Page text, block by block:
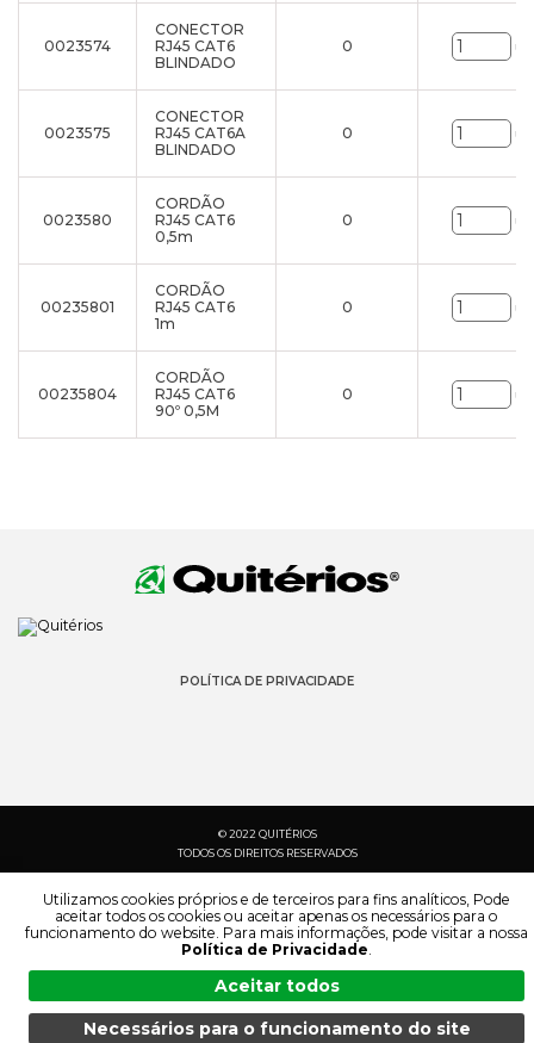
0023574
CONECTOR
RJ45 CAT6
BLINDADO
0
0023575
CONECTOR
RJ45 CAT6A
BLINDADO
0
0023580
CORDÃO
RJ45 CAT6
0,5m
0
00235801
CORDÃO
RJ45 CAT6
1m
0
00235804
CORDÃO
RJ45 CAT6
90º 0,5M
0
POLÍTICA DE PRIVACIDADE
© 2022 QUITÉRIOS
TODOS OS DIREITOS RESERVADOS
Utilizamos cookies próprios e de terceiros para fins analíticos, Pode
aceitar todos os cookies ou aceitar apenas os necessários para o
funcionamento do website. Para mais informações, pode visitar a nossa
Política de Privacidade.
Aceitar todos
Necessários para o funcionamento do site